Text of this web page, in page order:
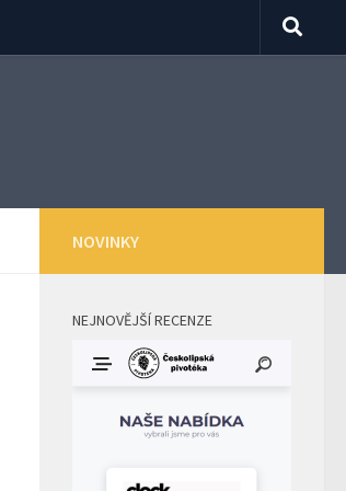
NOVINKY
NEJNOVĚJŠÍ RECENZE